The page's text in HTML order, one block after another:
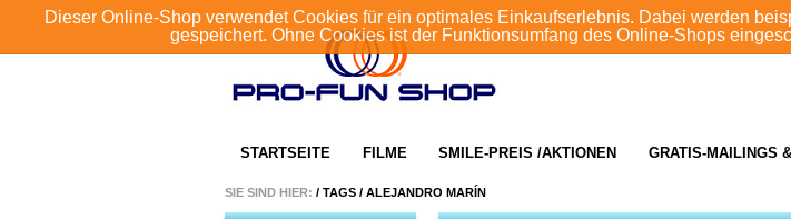
Dieser Online-Shop verwendet Cookies für ein optimales Einkaufserlebnis. Dabei werden
gespeichert. Ohne Cookies ist der Funktionsumfang des Online-Shops
STARTSEITE FILME SMILE-PREIS /AKTIONEN GRATIS-MAILINGS
SIE SIND HIER: / TAGS / ALEJANDRO MARÍN